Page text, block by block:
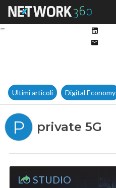
Ultimi articoli Digital Economy
P private 5G
LO STUDIO